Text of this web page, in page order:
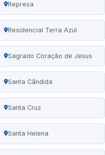
Represa
Residencial Terra Azul
Sagrado Coração de Jesus
Santa Cândida
Santa Cruz
Santa Helena